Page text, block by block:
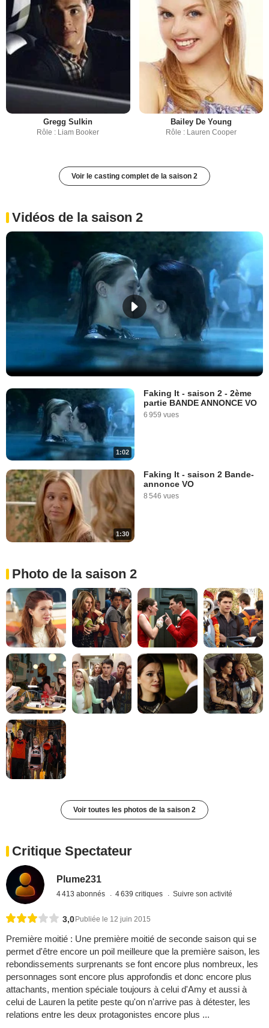
Gregg Sulkin
Rôle : Liam Booker
Bailey De Young
Rôle : Lauren Cooper
Voir le casting complet de la saison 2
Vidéos de la saison 2
1:02
Faking It - saison 2 - 2ème
partie BANDE ANNONCE VO
6 959 vues
1:30
Faking It - saison 2 Bande-
annonce VO
8 546 vues
Photo de la saison 2
Voir toutes les photos de la saison 2
Critique Spectateur
Plume231
4 413 abonnés 4 639 critiques Suivre son activité
3,0Publiée le 12 juin 2015
Première moitié : Une première moitié de seconde saison qui se
permet d'être encore un poil meilleure que la première saison, les
rebondissements surprenants se font encore plus nombreux, les
personnages sont encore plus approfondis et donc encore plus
attachants, mention spéciale toujours à celui d'Amy et aussi à
celui de Lauren la petite peste qu'on n'arrive pas à détester, les
relations entre les deux protagonistes encore plus ...